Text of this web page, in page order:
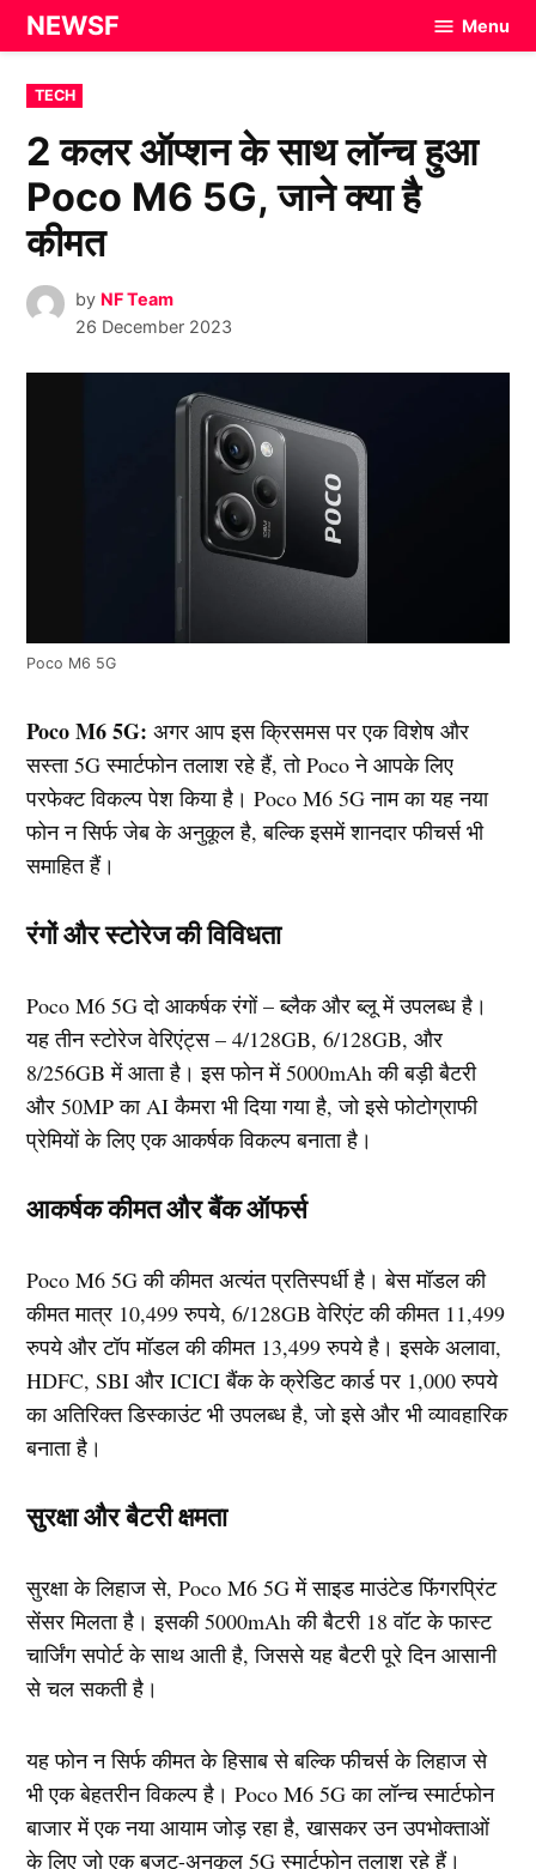
Skip
to
content
NEWSF Menu
POSTED
IN
TECH
2 कलर ऑप्शन के साथ लॉन्च हुआ
Poco M6 5G, जाने क्या है
कीमत
by NF Team
26 December 2023
Poco M6 5G
Poco M6 5G:अगर आप इस क्रिसमस पर एक विशेष और
सस्ता 5G स्मार्टफोन तलाश रहे हैं, तो Poco ने आपके लिए
परफेक्ट विकल्प पेश किया है। Poco M6 5G नाम का यह नया
फोन न सिर्फ जेब के अनुकूल है, बल्कि इसमें शानदार फीचर्स भी
समाहित हैं।
रंगों और स्टोरेज की विविधता
Poco M6 5G दो आकर्षक रंगों – ब्लैक और ब्लू में उपलब्ध है।
यह तीन स्टोरेज वेरिएंट्स – 4/128GB, 6/128GB, और
8/256GB में आता है। इस फोन में 5000mAh की बड़ी बैटरी
और 50MP का AI कैमरा भी दिया गया है, जो इसे फोटोग्राफी
प्रेमियों के लिए एक आकर्षक विकल्प बनाता है।
आकर्षक कीमत और बैंक ऑफर्स
Poco M6 5G की कीमत अत्यंत प्रतिस्पर्धी है। बेस मॉडल की
कीमत मात्र 10,499 रुपये, 6/128GB वेरिएंट की कीमत 11,499
रुपये और टॉप मॉडल की कीमत 13,499 रुपये है। इसके अलावा,
HDFC, SBI और ICICI बैंक के क्रेडिट कार्ड पर 1,000 रुपये
का अतिरिक्त डिस्काउंट भी उपलब्ध है, जो इसे और भी व्यावहारिक
बनाता है।
सुरक्षा और बैटरी क्षमता
सुरक्षा के लिहाज से, Poco M6 5G में साइड माउंटेड फिंगरप्रिंट
सेंसर मिलता है। इसकी 5000mAh की बैटरी 18 वॉट के फास्ट
चार्जिंग सपोर्ट के साथ आती है, जिससे यह बैटरी पूरे दिन आसानी
से चल सकती है।
यह फोन न सिर्फ कीमत के हिसाब से बल्कि फीचर्स के लिहाज से
भी एक बेहतरीन विकल्प है। Poco M6 5G का लॉन्च स्मार्टफोन
बाजार में एक नया आयाम जोड़ रहा है, खासकर उन उपभोक्ताओं
के लिए जो एक बजट-अनुकूल 5G स्मार्टफोन तलाश रहे हैं।